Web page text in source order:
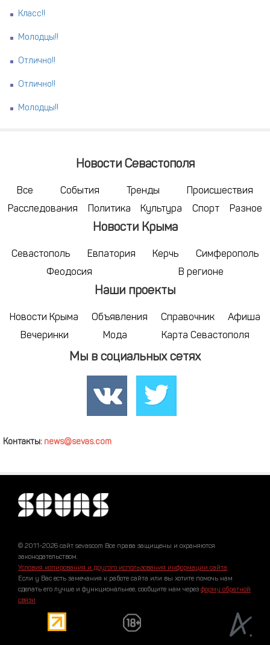
Класс!!
Молодцы!!
Отлично!!
Отлично!!
Молодцы!!
Новости Севастополя
Все События Тренды
Происшествия
Расследования
Политика Культура Спорт Разное
Новости Крыма
Севастополь Евпатория Керчь
Симферополь
Феодосия
В регионе
Наши проекты
Новости Крыма Объявления Справочник
Афиша
Вечеринки
Мода Карта Севастополя
Мы в социальных сетях
Контакты: news@sevas.com
© 2011-2026 сайт sevascom Все права защищены и охраняются
законодательством.
Условия копирования и другого использования информации сайта.
Если у Вас есть замечания к работе сайта или вы хотите помочь нам
сделать его лучше и функциональнее, сообщите нам через форму обратной
связи